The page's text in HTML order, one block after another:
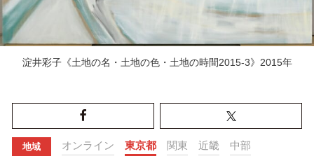
淀井彩子《土地の名・土地の色・土地の時間2015-3》2015年
地域 オンライン 東京都 関東 近畿 中部